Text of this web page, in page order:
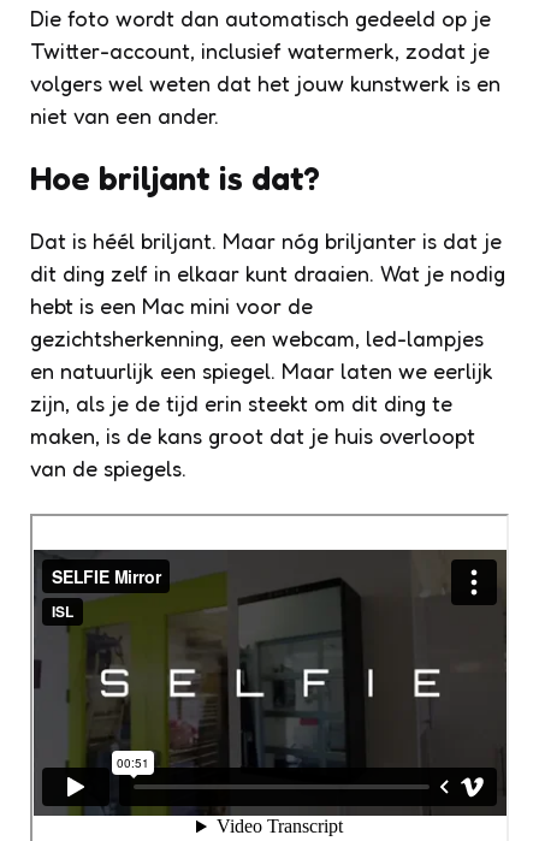
Die foto wordt dan automatisch gedeeld op je
Twitter-account, inclusief watermerk, zodat je
volgers wel weten dat het jouw kunstwerk is en
niet van een ander.
Hoe briljant is dat?
Dat is héél briljant. Maar nóg briljanter is dat je
dit ding zelf in elkaar kunt draaien. Wat je nodig
hebt is een Mac mini voor de
gezichtsherkenning, een webcam, led-lampjes
en natuurlijk een spiegel. Maar laten we eerlijk
zijn, als je de tijd erin steekt om dit ding te
maken, is de kans groot dat je huis overloopt
van de spiegels.